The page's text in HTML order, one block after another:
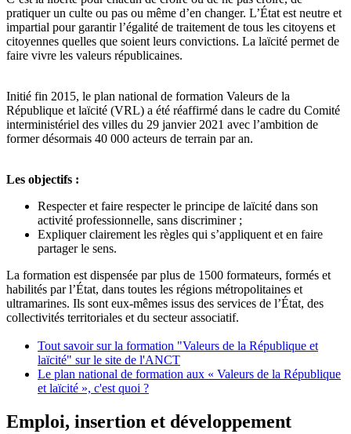
pratiquer un culte ou pas ou même d’en changer. L’État est neutre et
impartial pour garantir l’égalité de traitement de tous les citoyens et
citoyennes quelles que soient leurs convictions. La laïcité permet de
faire vivre les valeurs républicaines.
Initié fin 2015, le plan national de formation Valeurs de la
République et laïcité (VRL) a été réaffirmé dans le cadre du Comité
interministériel des villes du 29 janvier 2021 avec l’ambition de
former désormais 40 000 acteurs de terrain par an.
Les objectifs :
Respecter et faire respecter le principe de laïcité dans son
activité professionnelle, sans discriminer ;
Expliquer clairement les règles qui s’appliquent et en faire
partager le sens.
La formation est dispensée par plus de 1500 formateurs, formés et
habilités par l’État, dans toutes les régions métropolitaines et
ultramarines. Ils sont eux-mêmes issus des services de l’État, des
collectivités territoriales et du secteur associatif.
Tout savoir sur la formation "Valeurs de la République et
laïcité" sur le site de l'ANCT
Le plan national de formation aux « Valeurs de la République
et laïcité », c'est quoi ?
Emploi, insertion et développement